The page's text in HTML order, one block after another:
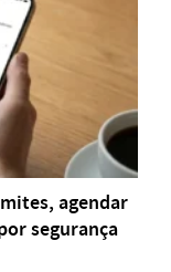
agendar
segurança